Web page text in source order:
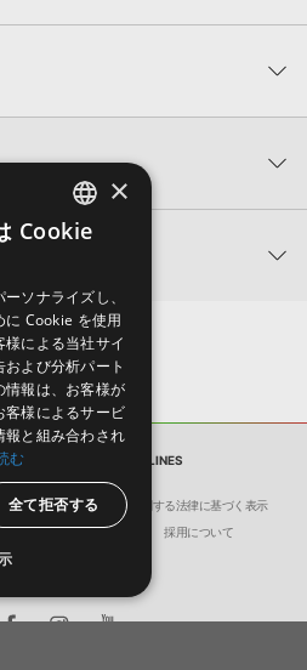
0%
版のKONTAKT PLAYERではお使いい
ださい。また、「ライブラリ・タブ」
せん。
ご注意：
FAT32でフォーマットされた
えるデータを格納することができま
えるダウンロード製品をご購入いただ
でフォーマットされたHDDをご用意
注確認メールとシリアルナンバーをお
されます。メールに記載されており
ウンロード／導入を行って下さい。
則として日本語版操作マニュアルをご
後のご不明点や詳細に関するお問い合
トまでご連絡ください。
ンドを使ってできることを紹介するた
の楽曲です。原則として、デモソング
とはできません。また、デモソングを
タイトルのサンプルパックが最大
ポート情報
加方法
る製品のご購入ユーザー様専用となって
製品をご購入頂く必要がございます。
ポート情報
ク DIRTY EDM BASSLINES
り組み
特定商取引に関する法律に基づく表示
個人情報の保護について 採用について
ENGLISH
×
Cookie
ソナライズし、
に Cookie を使用
による当社サイ
よび分析パート
報は、お客様が
様によるサービ
報と組み合わされ
む
全て拒否する